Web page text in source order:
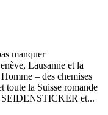
manquer
Lausanne et la
– des chemises
toute la Suisse romande
SEIDENSTICKER et...